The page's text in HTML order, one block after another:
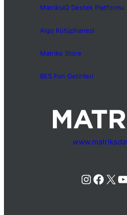
MatriksIQ Destek Platformu
Algo Kütüphanesi
Matriks Store
BES Fon Getirileri
X